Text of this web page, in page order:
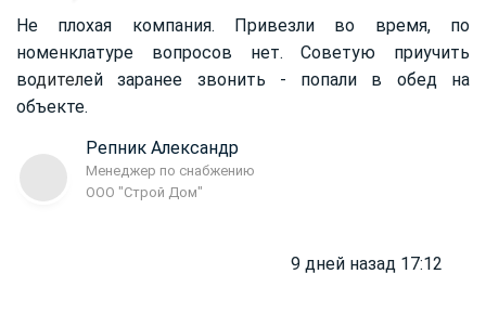
Не плохая компания. Привезли во время, по
номенклатуре вопросов нет. Советую приучить
водителей заранее звонить - попали в обед на
объекте.
Репник Александр
Менеджер по снабжению
ООО "Строй Дом"
9 дней назад 17:12